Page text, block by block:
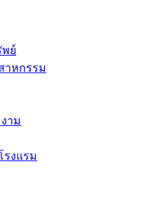
พย์
าหกรรม
าม
รงแรม